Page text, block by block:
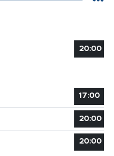
20:00
17:00
20:00
20:00